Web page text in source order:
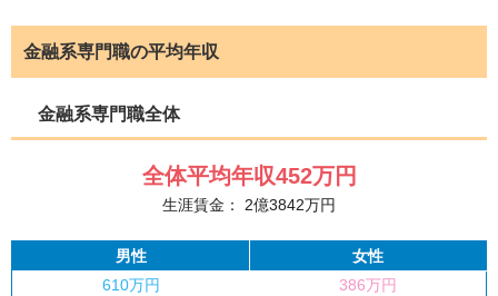
金融系専門職の平均年収
金融系専門職全体
全体平均年収452万円
生涯賃金： 2億3842万円
男性
女性
610万円
386万円